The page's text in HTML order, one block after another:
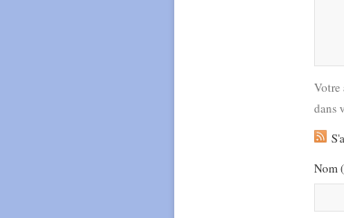
Votre
dans
Nom